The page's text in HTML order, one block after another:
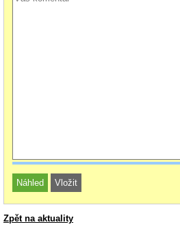
Zpět na aktuality